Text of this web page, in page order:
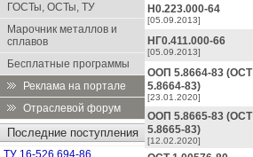
ГОСТы, ОСТы, ТУ
Марочник металлов и
сплавов
Бесплатные программы
Реклама на портале
Отраслевой форум
Последние поступления
ТУ 16-526.694-86
Н0.223.000-64
[05.09.2013]
НГ0.411.000-66
[05.09.2013]
ООП 5.8664-83 (ОСТ
5.8664-83)
[23.01.2020]
ООП 5.8665-83 (ОСТ
5.8665-83)
[12.02.2020]